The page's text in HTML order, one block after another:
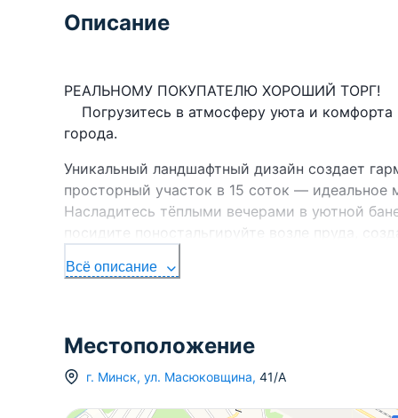
Описание
РЕАЛЬНОМУ
Погрузитесь в атмосферу уюта и
города.
Уникальный ландшафтный дизайн создает
просторный участок в 15 соток — идеальное
Насладитесь тёплыми вечерами в уютной
посидите поностальгируйте возле пруда,
Отличная транспортная доступность —
Будьте уверены, что покупаете Вы
Всё описание
Местоположение
г. Минск, ул. Масюковщина, 41/А